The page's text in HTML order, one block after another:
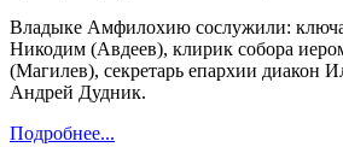
Владыке Амфилохию сослужили:
Никодим (Авдеев), клирик собора
(Магилев), секретарь епархии диакон
Андрей Дудник.
Подробнее...